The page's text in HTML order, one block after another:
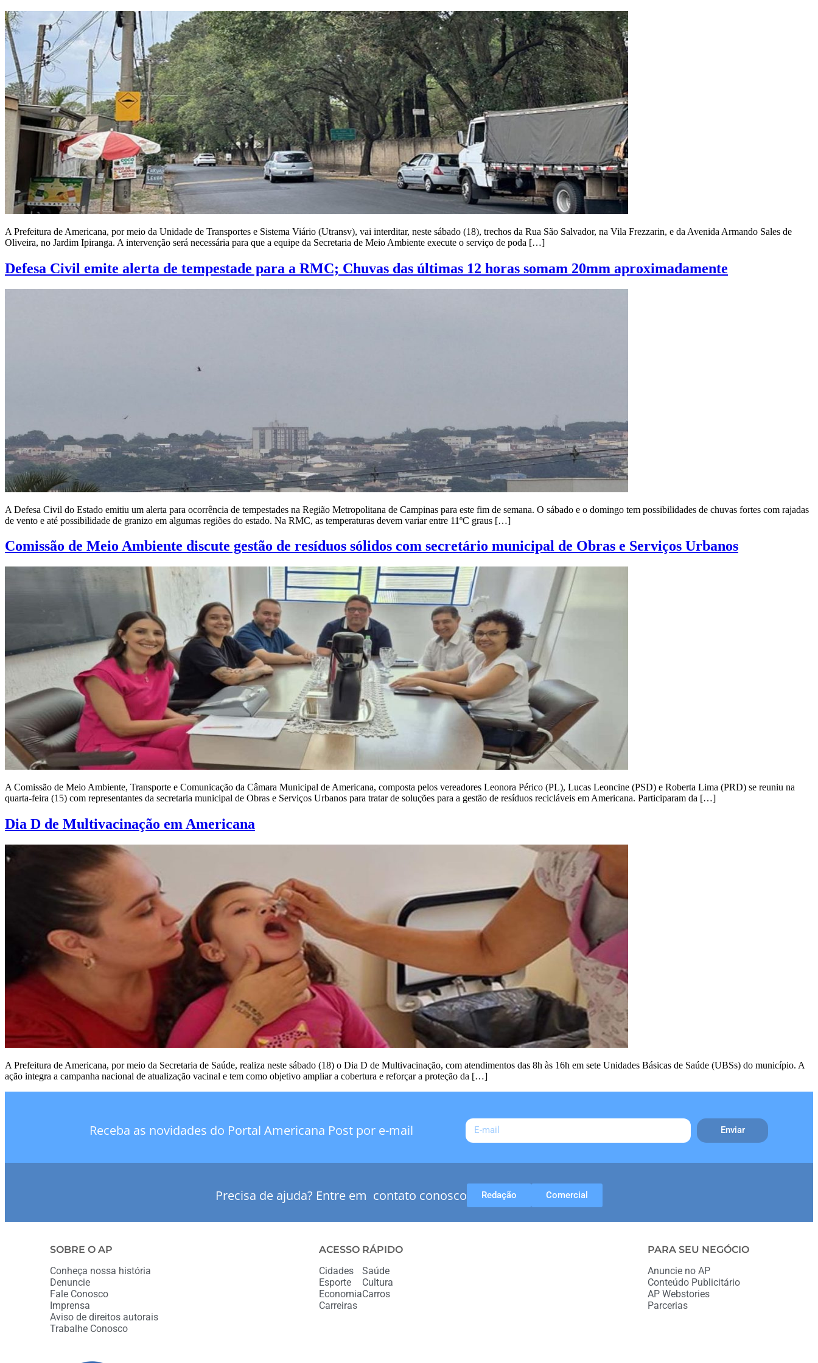
A Prefeitura de Americana, por meio da Unidade de Transportes e Sistema Viário (Utransv), vai interditar, neste sábado (18), trechos da Rua São Salvador, na Vila Frezzarin, e da Avenida Armando Sales de
Oliveira, no Jardim Ipiranga. A intervenção será necessária para que a equipe da Secretaria de Meio Ambiente execute o serviço de poda […]
Defesa Civil emite alerta de tempestade para a RMC; Chuvas das últimas 12 horas somam 20mm aproximadamente
A Defesa Civil do Estado emitiu um alerta para ocorrência de tempestades na Região Metropolitana de Campinas para este fim de semana. O sábado e o domingo tem possibilidades de chuvas fortes com rajadas
de vento e até possibilidade de granizo em algumas regiões do estado. Na RMC, as temperaturas devem variar entre 11ºC graus […]
Comissão de Meio Ambiente discute gestão de resíduos sólidos com secretário municipal de Obras e Serviços Urbanos
A Comissão de Meio Ambiente, Transporte e Comunicação da Câmara Municipal de Americana, composta pelos vereadores Leonora Périco (PL), Lucas Leoncine (PSD) e Roberta Lima (PRD) se reuniu na
quarta-feira (15) com representantes da secretaria municipal de Obras e Serviços Urbanos para tratar de soluções para a gestão de resíduos recicláveis em Americana. Participaram da […]
Dia D de Multivacinação em Americana
A Prefeitura de Americana, por meio da Secretaria de Saúde, realiza neste sábado (18) o Dia D de Multivacinação, com atendimentos das 8h às 16h em sete Unidades Básicas de Saúde (UBSs) do município. A
ação integra a campanha nacional de atualização vacinal e tem como objetivo ampliar a cobertura e reforçar a proteção da […]
Receba as novidades do Portal Americana Post por e-mail Enviar
Precisa de ajuda? Entre em contato conosco Redação Comercial
SOBRE O AP
Conheça nossa história
Denuncie
Fale Conosco
Imprensa
Aviso de direitos autorais
Trabalhe Conosco
ACESSO RÁPIDO
Cidades
Esporte
Economia
Carreiras
Saúde
Cultura
Carros
PARA SEU NEGÓCIO
Anuncie no AP
Conteúdo Publicitário
AP Webstories
Parcerias